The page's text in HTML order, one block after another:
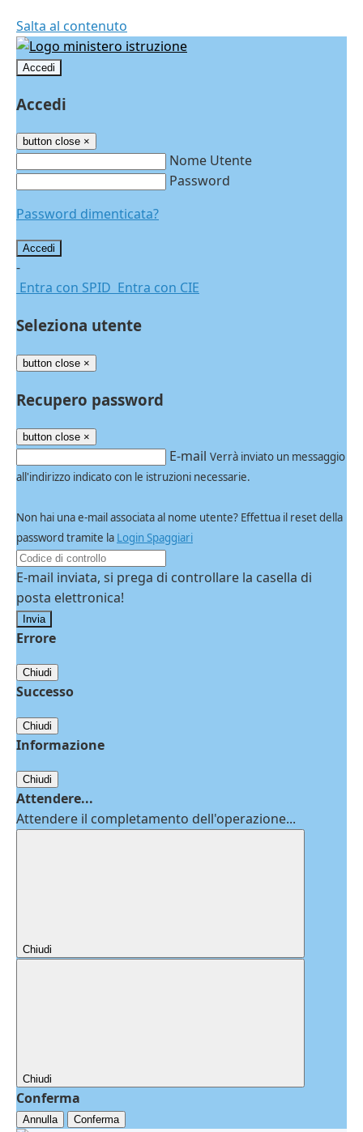
Salta al contenuto
Accedi
Accedi
button close ×
Nome Utente
Password
Password dimenticata?
-
Entra con SPID Entra con CIE
Seleziona utente
button close ×
Recupero password
button close ×
E-mail Verrà inviato un messaggio
all'indirizzo indicato con le istruzioni necessarie.
Non hai una e-mail associata al nome utente? Effettua il reset della
password tramite la Login Spaggiari
E-mail inviata, si prega di controllare la casella di
posta elettronica!
Errore
Chiudi
Successo
Chiudi
Informazione
Chiudi
Attendere...
Attendere il completamento dell'operazione...
Chiudi
Chiudi
Conferma
Annulla Conferma